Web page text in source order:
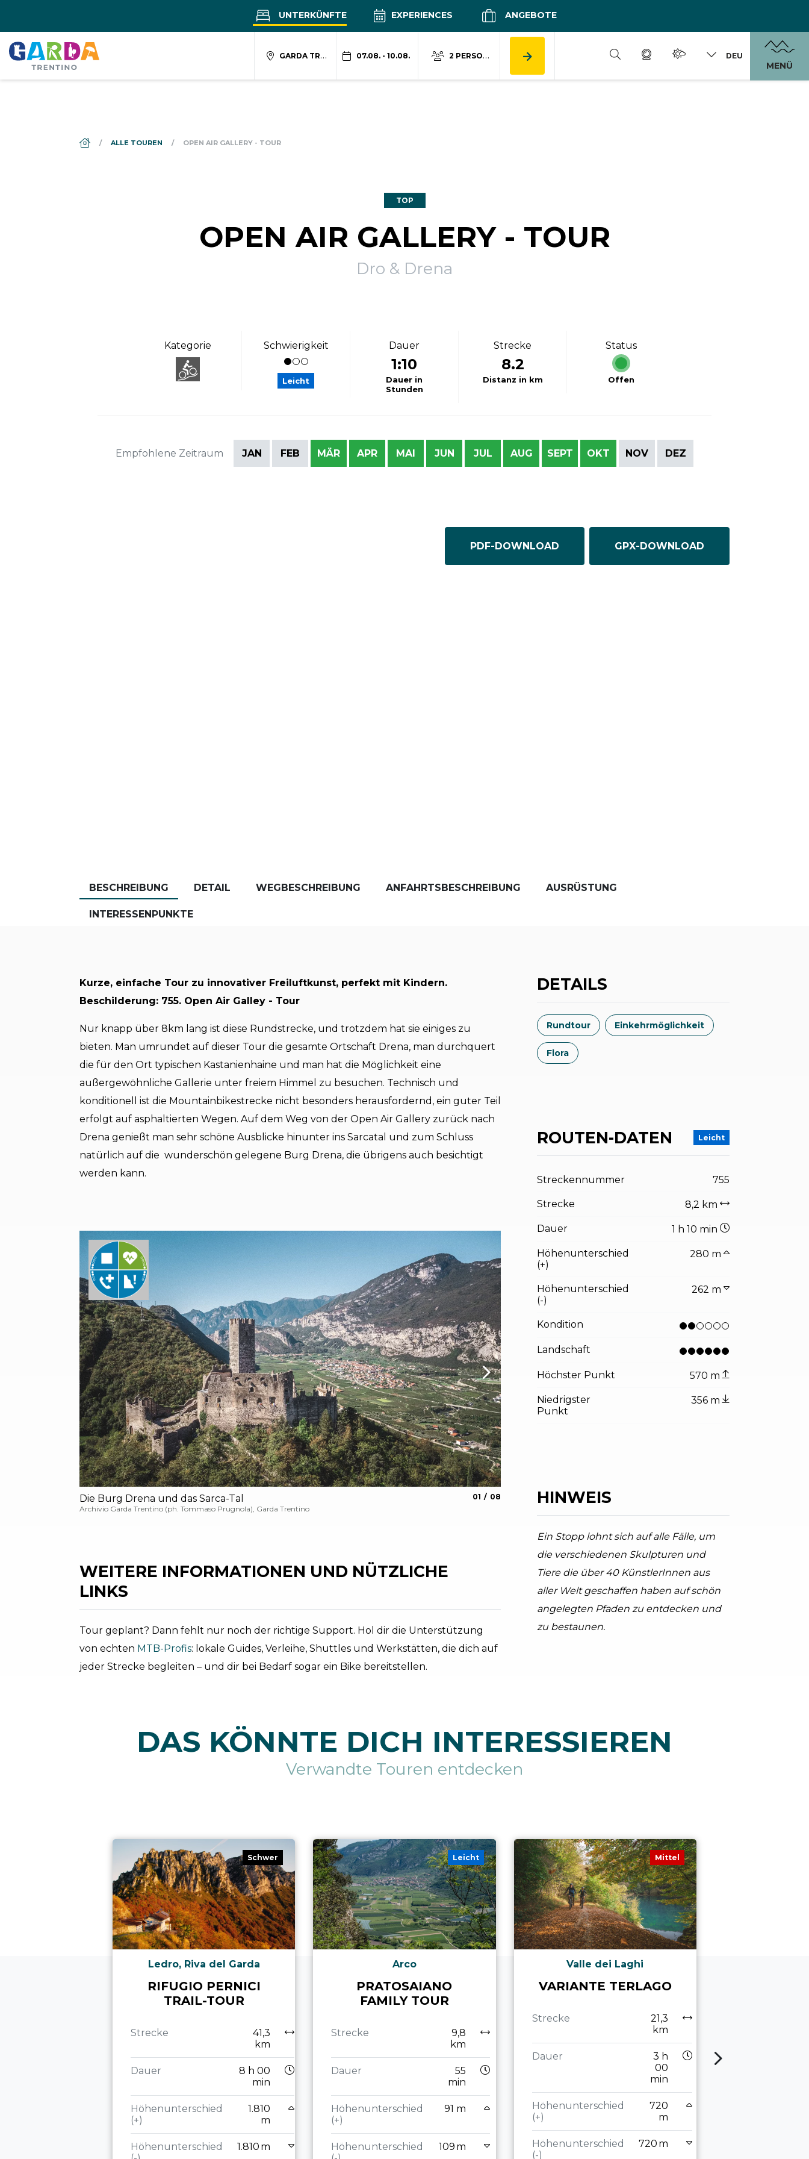
UNTERKÜNFTE EXPERIENCES ANGEBOTE
GARDA TRENTINO 07.08. - 10.08. 2 PERSONEN DEU
MENÜ
DS_BREADCRUMB.HOME
ALLE TOUREN OPEN AIR GALLERY - TOUR
TOP
OPEN AIR GALLERY - TOUR
Dro & Drena
Kategorie Schwierigkeit
Leicht
Dauer
1:10
Dauer in
Stunden
Strecke
8.2
Distanz in km
Status
Offen
Empfohlene Zeitraum JAN FEB MÄR APR MAI JUN JUL AUG SEPT OKT NOV DEZ
PDF-DOWNLOAD GPX-DOWNLOAD
BESCHREIBUNG DETAIL WEGBESCHREIBUNG ANFAHRTSBESCHREIBUNG AUSRÜSTUNG
INTERESSENPUNKTE
Kurze, einfache Tour zu innovativer Freiluftkunst, perfekt mit Kindern.
Beschilderung: 755. Open Air Galley - Tour
Nur knapp über 8km lang ist diese Rundstrecke, und trotzdem hat sie einiges zu
bieten. Man umrundet auf dieser Tour die gesamte Ortschaft Drena, man durchquert
die für den Ort typischen Kastanienhaine und man hat die Möglichkeit eine
außergewöhnliche Gallerie unter freiem Himmel zu besuchen. Technisch und
konditionell ist die Mountainbikestrecke nicht besonders herausfordernd, ein guter Teil
erfolgt auf asphaltierten Wegen. Auf dem Weg von der Open Air Gallery zurück nach
Drena genießt man sehr schöne Ausblicke hinunter ins Sarcatal und zum Schluss
natürlich auf die wunderschön gelegene Burg Drena, die übrigens auch besichtigt
werden kann.
Die Burg Drena und das Sarca-Tal
Archivio Garda Trentino (ph. Tommaso Prugnola), Garda Trentino
Forstweg zwischen Kastanienbäumen
aria.slide_indicator.prefix
01 aria.slide_indicator.of
08
WEITERE INFORMATIONEN UND NÜTZLICHE
LINKS
Tour geplant? Dann fehlt nur noch der richtige Support. Hol dir die Unterstützung
von echten MTB-Profis: lokale Guides, Verleihe, Shuttles und Werkstätten, die dich auf
jeder Strecke begleiten – und dir bei Bedarf sogar ein Bike bereitstellen.
DETAILS
Rundtour Einkehrmöglichkeit
Flora
ROUTEN-DATEN Leicht
Streckennummer 755
Strecke 8,2 km
Dauer 1 h 10 min
Höhenunterschied
(+)
280 m
Höhenunterschied
(-)
262 m
Kondition
Landschaft
Höchster Punkt 570 m
Niedrigster
Punkt
356 m
HINWEIS
Ein Stopp lohnt sich auf alle Fälle, um
die verschiedenen Skulpturen und
Tiere die über 40 KünstlerInnen aus
aller Welt geschaffen haben auf schön
angelegten Pfaden zu entdecken und
zu bestaunen.
DAS KÖNNTE DICH INTERESSIEREN
Verwandte Touren entdecken
Schwer
Ledro, Riva del Garda
RIFUGIO PERNICI
TRAIL-TOUR
Strecke
41,3
km
Dauer
8 h 00
min
Höhenunterschied
(+)
1.810
m
Höhenunterschied
1.810 m
Leicht
Arco
PRATOSAIANO
FAMILY TOUR
Strecke
9,8
km
Dauer
55
min
Höhenunterschied
(+)
91 m
Höhenunterschied
109 m
Mittel
Valle dei Laghi
VARIANTE TERLAGO
Strecke
21,3
km
Dauer
3 h
00
min
Höhenunterschied
(+)
720
m
Höhenunterschied
(-)
720 m